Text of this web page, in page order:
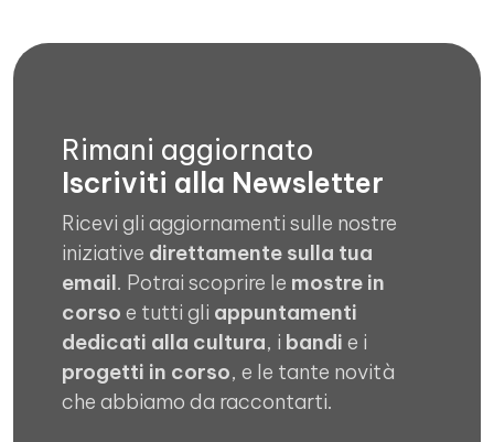
Rimani aggiornato
Iscriviti alla Newsletter
Ricevi gli aggiornamenti sulle nostre
iniziative direttamente sulla tua
email. Potrai scoprire le mostre in
corso e tutti gli appuntamenti
dedicati alla cultura, i bandi e i
progetti in corso, e le tante novità
che abbiamo da raccontarti.